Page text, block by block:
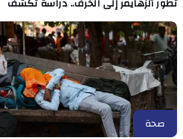
تطور ألزهايمر إلى الخرف.. دراسة تكشف
صحة